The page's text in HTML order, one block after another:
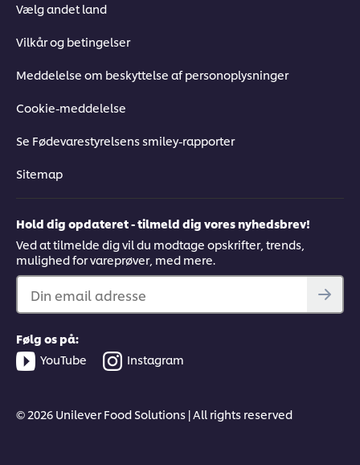
Vælg andet land
Vilkår og betingelser
Meddelelse om beskyttelse af personoplysninger
Cookie-meddelelse
Se Fødevarestyrelsens smiley-rapporter
Sitemap
Hold dig opdateret - tilmeld dig vores nyhedsbrev!
Ved at tilmelde dig vil du modtage opskrifter, trends,
mulighed for vareprøver, med mere.
Din email adresse
Følg os på:
YouTube
Instagram
© 2026 Unilever Food Solutions | All rights reserved